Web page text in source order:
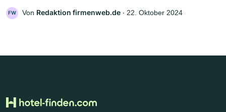
FW Von Redaktion firmenweb.de ‧ 22. Oktober 2024